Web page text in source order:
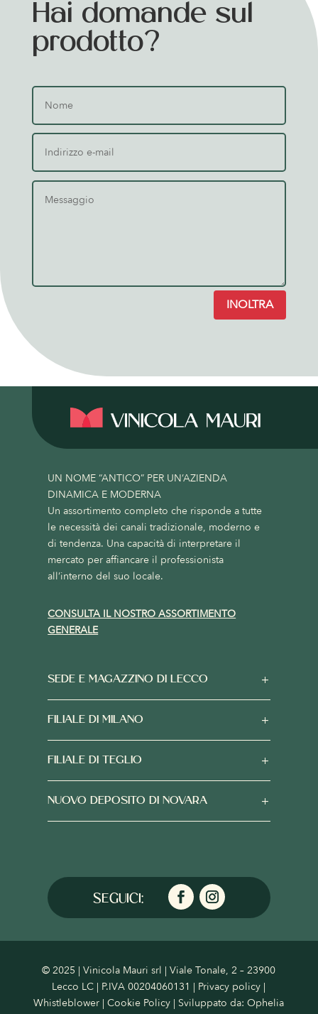
Hai domande sul
prodotto?
INOLTRA
UN NOME “ANTICO” PER UN’AZIENDA
DINAMICA E MODERNA
Un assortimento completo che risponde a tutte
le necessità dei canali tradizionale, moderno e
di tendenza. Una capacità di interpretare il
mercato per affiancare il professionista
all’interno del suo locale.
CONSULTA IL NOSTRO ASSORTIMENTO
GENERALE
SEDE E MAGAZZINO DI LECCO
FILIALE DI MILANO
FILIALE DI TEGLIO
NUOVO DEPOSITO DI NOVARA
© 2025 | Vinicola Mauri srl | Viale Tonale, 2 – 23900
Lecco LC | P.IVA 00204060131 | Privacy policy |
Whistleblower |Cookie Policy | Sviluppato da:Ophelia